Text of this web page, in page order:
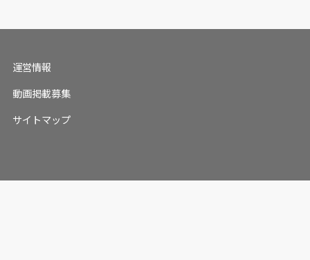
運営情報
動画掲載募集
サイトマップ